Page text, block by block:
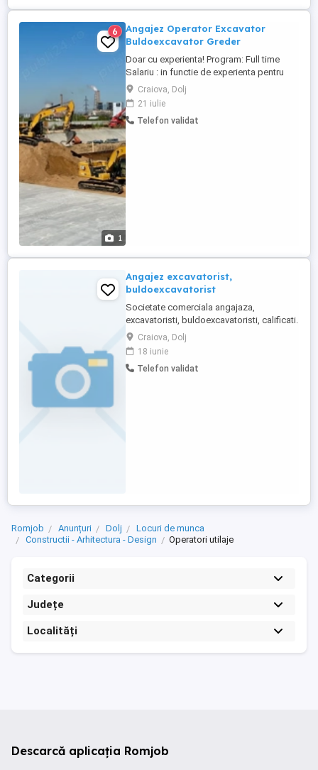
1
6
Angajez Operator Excavator
Buldoexcavator Greder
Doar cu experienta! Program: Full time
Salariu : in functie de experienta pentru
detalii:Craiova, Dolj
21 iulie
Telefon validat
Angajez excavatorist,
buldoexcavatorist
Societate comerciala angajaza,
excavatoristi, buldoexcavatoristi, calificati.
De preferat cu experienta. Rog
contractarea direct telefonica
Craiova, Dolj
18 iunie
Telefon validat
Romjob Anunțuri Dolj
Locuri de munca
Constructii - Arhitectura - Design
Operatori utilaje
Categorii
Județe
Localități
Descarcă aplicația Romjob